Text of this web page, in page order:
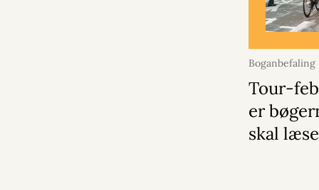
Boganbefaling
Tour-
er
skal læse